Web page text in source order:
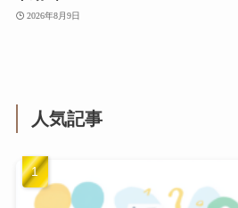
2026年8月9日
人気記事